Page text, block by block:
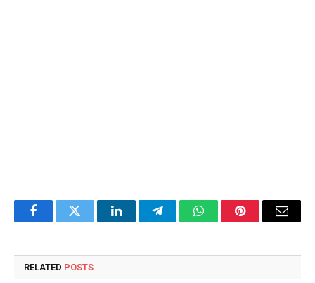
FacebookTwitter LinkedInTelegramWhatsAppPinterestEmail
RELATED POSTS